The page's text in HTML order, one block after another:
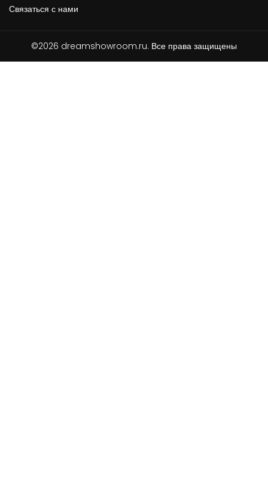
Связаться с нами
©2026 dreamshowroom.ru. Все права защищены